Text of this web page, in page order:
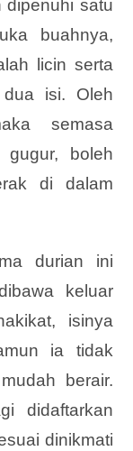
dipenuhi satu
buahnya,
licin serta
isi. Oleh
semasa
gugur, boleh
di dalam
durian ini
keluar
isinya
ia tidak
berair.
didaftarkan
dinikmati